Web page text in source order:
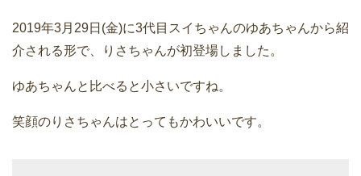
2019年3月29日(金)に3代目スイちゃんのゆあちゃんから紹
介される形で、りさちゃんが初登場しました。
ゆあちゃんと比べると小さいですね。
笑顔のりさちゃんはとってもかわいいです。